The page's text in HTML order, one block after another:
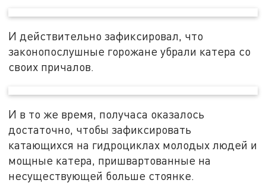
И действительно зафиксировал, что
законопослушные горожане убрали катера со
своих причалов.
И в то же время, получаса оказалось
достаточно, чтобы зафиксировать
катающихся на гидроциклах молодых людей и
мощные катера, пришвартованные на
несуществующей больше стоянке.